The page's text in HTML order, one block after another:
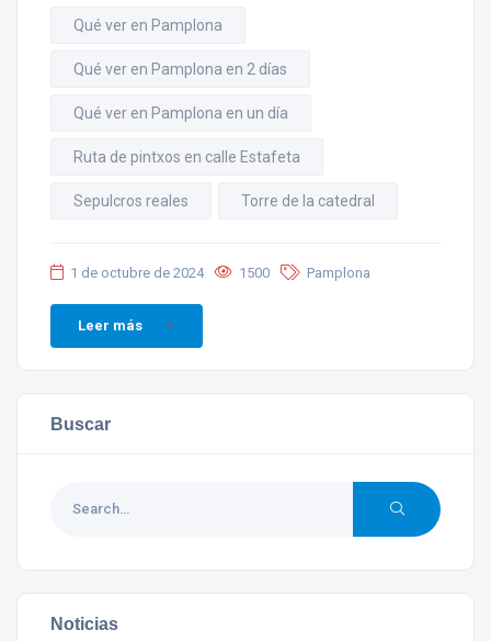
Qué ver en Pamplona
Qué ver en Pamplona en 2 días
Qué ver en Pamplona en un día
Ruta de pintxos en calle Estafeta
Sepulcros reales Torre de la catedral
1 de octubre de 2024 1500 Pamplona
Leer más
Buscar
Noticias